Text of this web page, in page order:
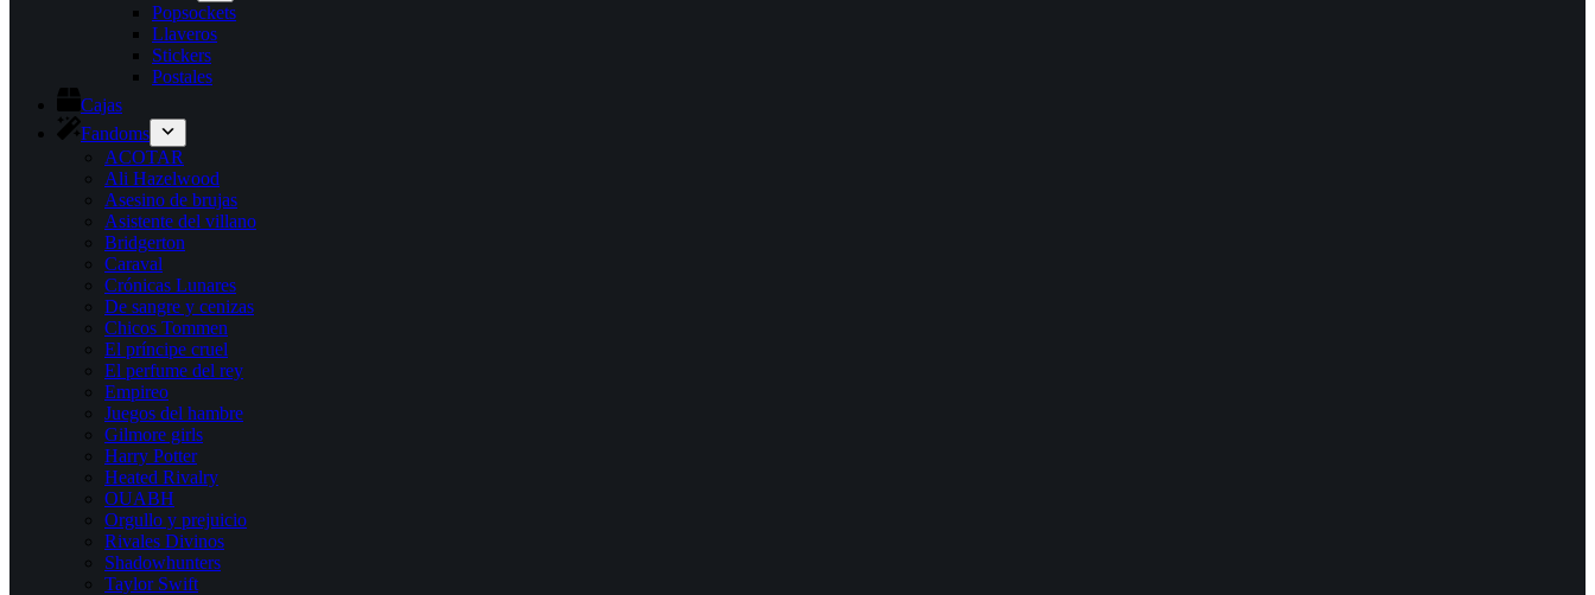
Popsockets
Llaveros
Stickers
Postales
Cajas
Fandoms
ACOTAR
Ali Hazelwood
Asesino de brujas
Asistente del villano
Bridgerton
Caraval
Crónicas Lunares
De sangre y cenizas
Chicos Tommen
El príncipe cruel
El perfume del rey
Empireo
Juegos del hambre
Gilmore girls
Harry Potter
Heated Rivalry
OUABH
Orgullo y prejuicio
Rivales Divinos
Shadowhunters
Taylor Swift